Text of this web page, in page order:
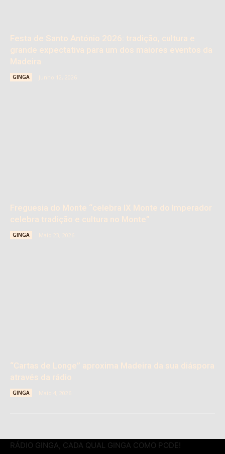
Festa de Santo António 2026: tradição, cultura e
grande expectativa para um dos maiores eventos da
Madeira
GINGA Junho 12, 2026
Freguesia do Monte “celebra IX Monte do Imperador
celebra tradição e cultura no Monte”
GINGA Maio 23, 2026
“Cartas de Longe” aproxima Madeira da sua diáspora
através da rádio
GINGA Maio 4, 2026
RÁDIO GINGA, CADA QUAL GINGA COMO PODE!